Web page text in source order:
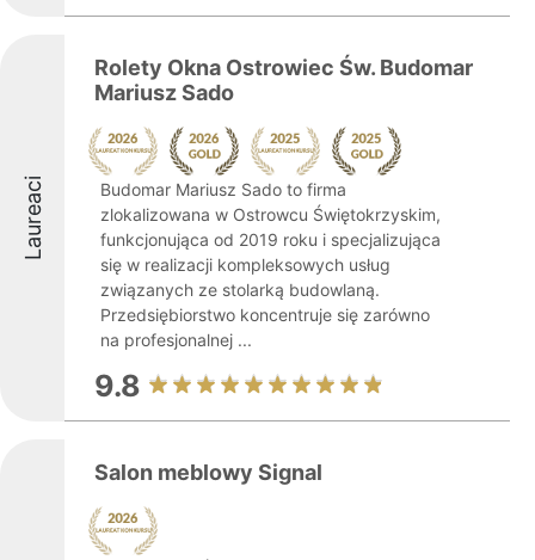
Laureaci
Rolety Okna Ostrowiec Św. Budomar
Mariusz Sado
Budomar Mariusz Sado to firma
zlokalizowana w Ostrowcu Świętokrzyskim,
funkcjonująca od 2019 roku i specjalizująca
się w realizacji kompleksowych usług
związanych ze stolarką budowlaną.
Przedsiębiorstwo koncentruje się zarówno
na profesjonalnej ...
9.8
Salon meblowy Signal